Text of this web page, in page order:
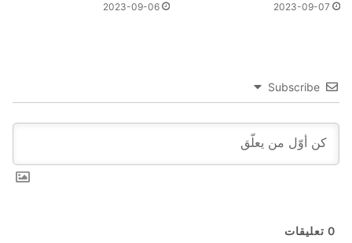
2023-09-07
2023-09-06
Subscribe
0 تعليقات